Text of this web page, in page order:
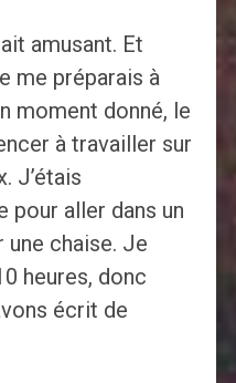
amusant. Et
me préparais à
moment donné, le
à travailler sur
J’étais
pour aller dans un
une chaise. Je
heures, donc
écrit de